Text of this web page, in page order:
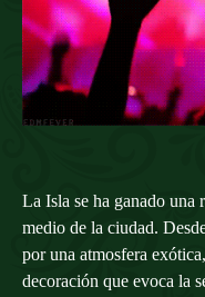
La Isla se ha ganado una
medio de la ciudad.
por una atmosfera
decoración que evoca la